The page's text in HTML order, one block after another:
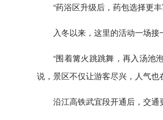
“药浴区升级后，药包选择更
入冬以来，这里的活动一场接
“围着篝火跳跳舞，再入汤池
说，景区不仅让游客尽兴，人气也
沿江高铁武宜段开通后，交通